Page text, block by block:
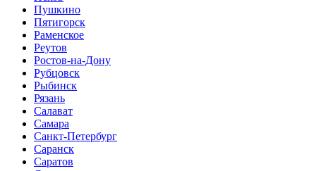
Пушкино
Пятигорск
Раменское
Реутов
Ростов-на-Дону
Рубцовск
Рыбинск
Рязань
Салават
Самара
Санкт-Петербург
Саранск
Саратов